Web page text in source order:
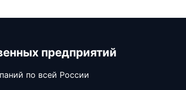
предприятий
по всей России